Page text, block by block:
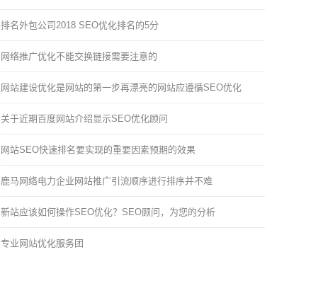
排名外包公司2018 SEO优化排名的5分
网络推广优化不能交换链接需要注意的
网站建设优化是网站的第一步再漂亮的网站应遵循SEO优化
关于近期百度网站介绍显示SEO优化顾问
网站SEO快速排名要实现的重要因素预期的效果
鹿马网络电力企业网站推广引流顺序进行排序并不难
新站应该如何操作SEO优化？SEO顾问，为您的分析
专业网站优化服务团